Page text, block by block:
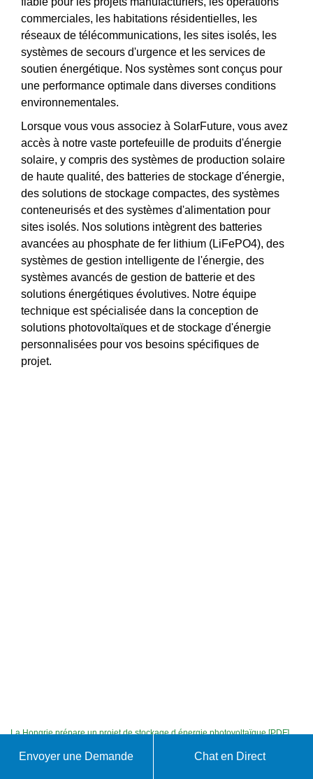
commerciales, les habitations résidentielles, les
réseaux de télécommunications, les sites isolés, les
systèmes de secours d'urgence et les services de
soutien énergétique. Nos systèmes sont conçus pour
une performance optimale dans diverses conditions
environnementales.
Lorsque vous vous associez à SolarFuture, vous avez
accès à notre vaste portefeuille de produits d'énergie
solaire, y compris des systèmes de production solaire
de haute qualité, des batteries de stockage d'énergie,
des solutions de stockage compactes, des systèmes
conteneurisés et des systèmes d'alimentation pour
sites isolés. Nos solutions intègrent des batteries
avancées au phosphate de fer lithium (LiFePO4), des
systèmes de gestion intelligente de l'énergie, des
systèmes avancés de gestion de batterie et des
solutions énergétiques évolutives. Notre équipe
technique est spécialisée dans la conception de
solutions photovoltaïques et de stockage d'énergie
personnalisées pour vos besoins spécifiques de
projet.
La Hongrie prépare un projet de stockage d énergie photovoltaïque [PDF]
Discuter avec nous
Envoyer une Demande Chat en Direct